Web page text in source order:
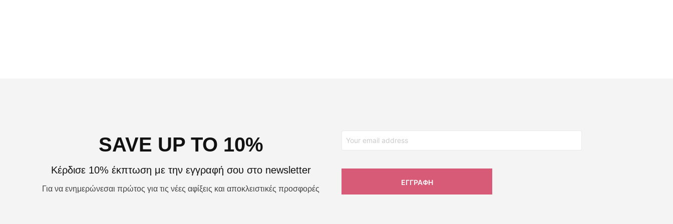
SAVE UP TO 10%
Κέρδισε 10% έκπτωση με την εγγραφή σου στο newsletter
Για να ενημερώνεσαι πρώτος για τις νέες αφίξεις και αποκλειστικές προσφορές